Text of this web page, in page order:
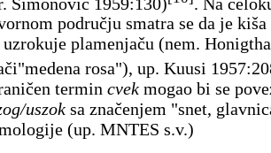
području smatra se da je
plamenjaču (nem.
rosa"), up. Kuusi
termin cvek mogao bi se
uszok sa značenjem "snet,
(up. MNTES s.v.)